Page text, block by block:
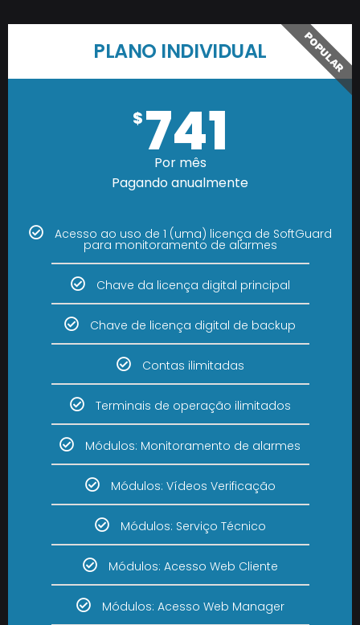
PLANO INDIVIDUAL
$741
Por mês
Pagando anualmente
Acesso ao uso de 1 (uma) licença de SoftGuard
para monitoramento de alarmes
Chave da licença digital principal
Chave de licença digital de backup
Contas ilimitadas
Terminais de operação ilimitados
Módulos: Monitoramento de alarmes
Módulos: Vídeos Verificação
Módulos: Serviço Técnico
Módulos: Acesso Web Cliente
Módulos: Acesso Web Manager
POPULAR